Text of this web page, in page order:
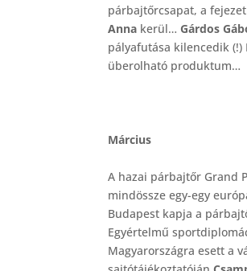
párbajtőrcsapat, a
Anna kerül… Gárdos
pályafutása kilencedik
überolható produktum…
Március
A hazai párbajtőr Grand
mindössze egy-egy
Budapest kapja a
Egyértelmű
Magyarországra esett a